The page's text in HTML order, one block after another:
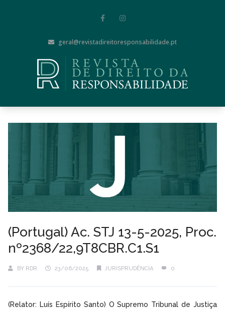
geral@revistadireitoresponsabilidade.pt
(Portugal) Ac. STJ 13-5-2025, Proc.
nº2368/22,9T8CBR.C1.S1
BY RDR 23/06/2025 JURISPRUDÊNCIA 0
(Relator: Luís Espírito Santo) O Supremo Tribunal de Justiça